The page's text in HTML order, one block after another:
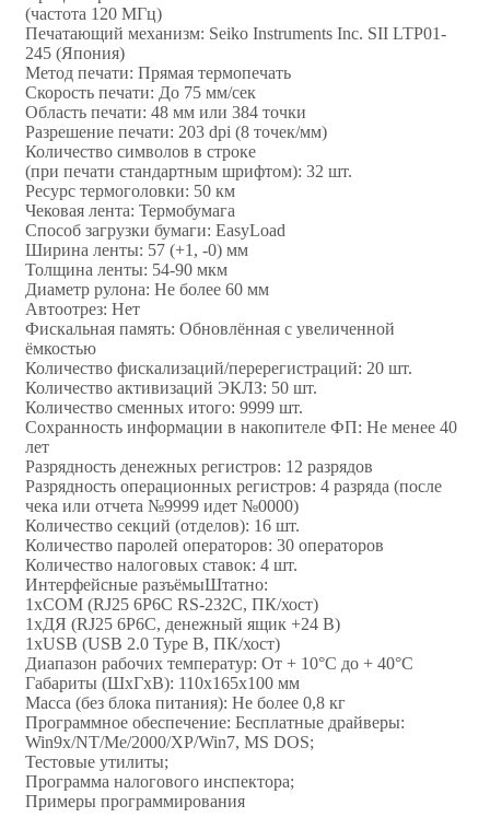
(частота 120 МГц)
Печатающий механизм: Seiko Instruments Inc. SII LTP01-
245 (Япония)
Метод печати: Прямая термопечать
Скорость печати: До 75 мм/сек
Область печати: 48 мм или 384 точки
Разрешение печати: 203 dpi (8 точек/мм)
Количество символов в строке
(при печати стандартным шрифтом): 32 шт.
Ресурс термоголовки: 50 км
Чековая лента: Термобумага
Способ загрузки бумаги: EasyLoad
Ширина ленты: 57 (+1, -0) мм
Толщина ленты: 54-90 мкм
Диаметр рулона: Не более 60 мм
Автоотрез: Нет
Фискальная память: Обновлённая с увеличенной
ёмкостью
Количество фискализаций/перерегистраций: 20 шт.
Количество активизаций ЭКЛЗ: 50 шт.
Количество сменных итого: 9999 шт.
Сохранность информации в накопителе ФП: Не менее 40
лет
Разрядность денежных регистров: 12 разрядов
Разрядность операционных регистров: 4 разряда (после
чека или отчета №9999 идет №0000)
Количество секций (отделов): 16 шт.
Количество паролей операторов: 30 операторов
Количество налоговых ставок: 4 шт.
Интерфейсные разъёмыШтатно:
1xCOM (RJ25 6P6C RS-232C, ПК/хост)
1xДЯ (RJ25 6P6C, денежный ящик +24 В)
1xUSB (USB 2.0 Type B, ПК/хост)
Диапазон рабочих температур: От + 10°C до + 40°C
Габариты (ШхГхВ): 110х165х100 мм
Масса (без блока питания): Не более 0,8 кг
Программное обеспечение: Бесплатные драйверы:
Win9x/NT/Me/2000/XP/Win7, MS DOS;
Тестовые утилиты;
Программа налогового инспектора;
Примеры программирования